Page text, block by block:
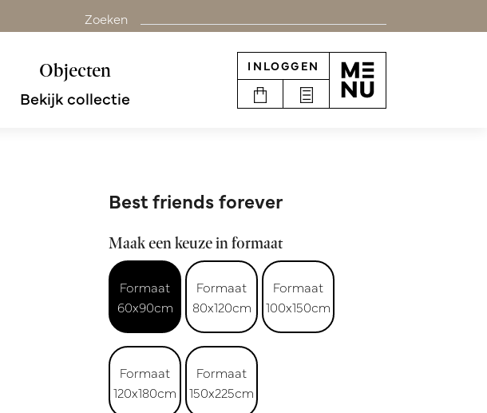
Zoeken
Objecten
Bekijk collectie
INLOGGEN
Best friends forever
Maak een keuze in formaat
Formaat
60x90cm
Formaat
80x120cm
Formaat
100x150cm
Formaat
120x180cm
Formaat
150x225cm